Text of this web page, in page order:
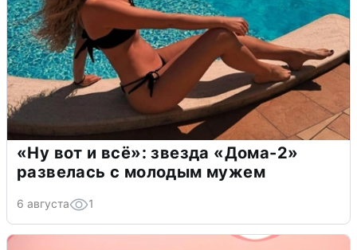
«Ну вот и всё»: звезда «Дома-2»
развелась с молодым мужем
6 августа 1